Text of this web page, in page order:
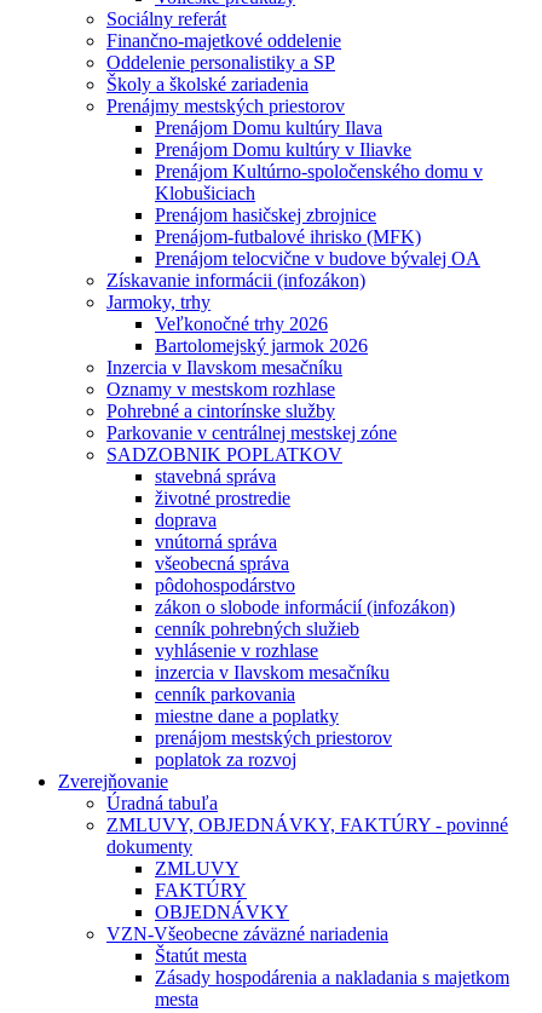
Sociálny referát
Finančno-majetkové oddelenie
Oddelenie personalistiky a SP
Školy a školské zariadenia
Prenájmy mestských priestorov
Prenájom Domu kultúry Ilava
Prenájom Domu kultúry v Iliavke
Prenájom Kultúrno-spoločenského domu v
Klobušiciach
Prenájom hasičskej zbrojnice
Prenájom-futbalové ihrisko (MFK)
Prenájom telocvične v budove bývalej OA
Získavanie informácii (infozákon)
Jarmoky, trhy
Veľkonočné trhy 2026
Bartolomejský jarmok 2026
Inzercia v Ilavskom mesačníku
Oznamy v mestskom rozhlase
Pohrebné a cintorínske služby
Parkovanie v centrálnej mestskej zóne
SADZOBNIK POPLATKOV
stavebná správa
životné prostredie
doprava
vnútorná správa
všeobecná správa
pôdohospodárstvo
zákon o slobode informácií (infozákon)
cenník pohrebných služieb
vyhlásenie v rozhlase
inzercia v Ilavskom mesačníku
cenník parkovania
miestne dane a poplatky
prenájom mestských priestorov
poplatok za rozvoj
Zverejňovanie
Úradná tabuľa
ZMLUVY, OBJEDNÁVKY, FAKTÚRY - povinné
dokumenty
ZMLUVY
FAKTÚRY
OBJEDNÁVKY
VZN-Všeobecne záväzné nariadenia
Štatút mesta
Zásady hospodárenia a nakladania s majetkom
mesta